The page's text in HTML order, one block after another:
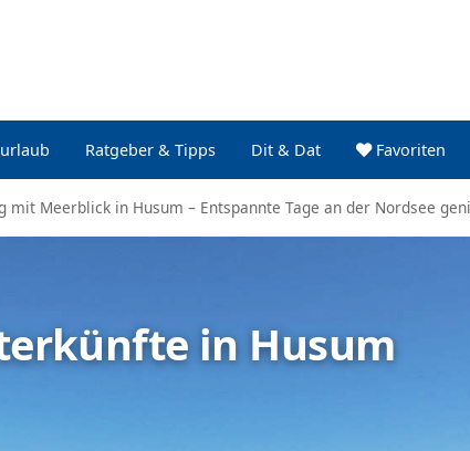
Ratgeber & Tipps Dit & Dat Favoriten
mit Meerblick in Husum – Entspannte Tage an der Nordsee
in Husum